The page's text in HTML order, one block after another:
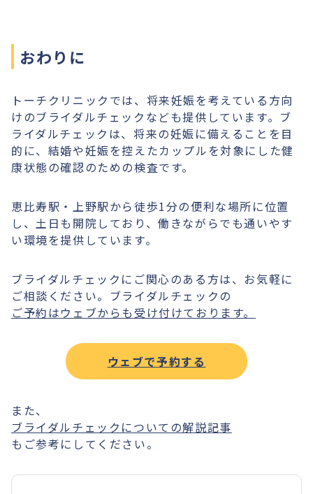
おわりに
トーチクリニックでは、将来妊娠を考えている方向
けのブライダルチェックなども提供しています。ブ
ライダルチェックは、将来の妊娠に備えることを目
的に、結婚や妊娠を控えたカップルを対象にした健
康状態の確認のための検査です。
恵比寿駅・上野駅から徒歩1分の便利な場所に位置
し、土日も開院しており、働きながらでも通いやす
い環境を提供しています。
ブライダルチェックにご関心のある方は、お気軽に
ご相談ください。ブライダルチェックの
ご予約はウェブからも受け付けております。
ウェブで予約する
また、
ブライダルチェックについての解説記事
もご参考にしてください。